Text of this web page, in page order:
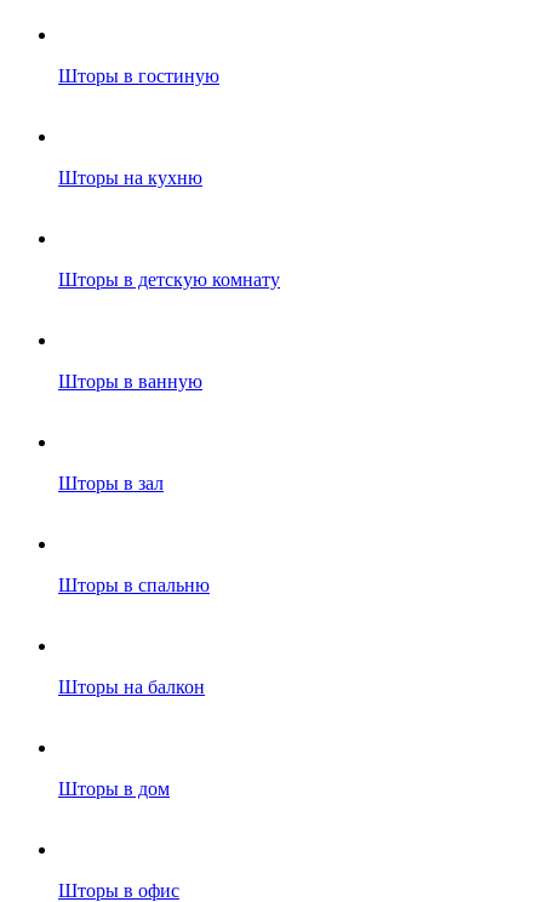
Шторы в гостиную
Шторы на кухню
Шторы в детскую комнату
Шторы в ванную
Шторы в зал
Шторы в спальню
Шторы на балкон
Шторы в дом
Шторы в офис